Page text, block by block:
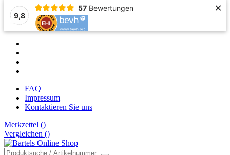
9,8
57 Bewertungen ×
FAQ
Impressum
Kontaktieren Sie uns
Merkzettel ()
Vergleichen ()